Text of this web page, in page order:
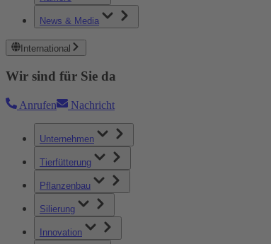
News & Media
International
Wir sind für Sie da
Anrufen Nachricht
Unternehmen
Tierfütterung
Pflanzenbau
Silierung
Innovation